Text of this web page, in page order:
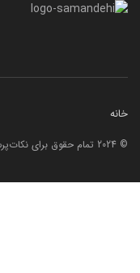
خانه
© 2024 تمام حقوق برای نکات‌پرس محفوظ است.